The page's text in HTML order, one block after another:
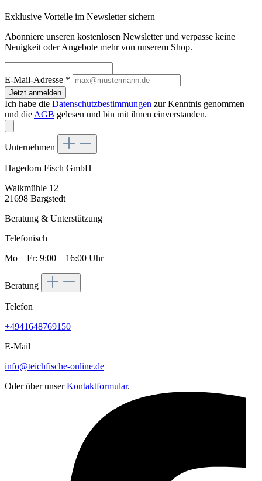
Exklusive Vorteile im Newsletter sichern
Abonniere unseren kostenlosen Newsletter und verpasse keine
Neuigkeit oder Angebote mehr von unserem Shop.
E-Mail-Adresse *
Jetzt anmelden
Ich habe die Datenschutzbestimmungen zur Kenntnis genommen
und die AGB gelesen und bin mit ihnen einverstanden.
Unternehmen
Hagedorn Fisch GmbH
Walkmühle 12
21698 Bargstedt
Beratung & Unterstützung
Telefonisch
Mo – Fr: 9:00 – 16:00 Uhr
Beratung
Telefon
+4941648769150
E-Mail
info@teichfische-online.de
Oder über unserKontaktformular.